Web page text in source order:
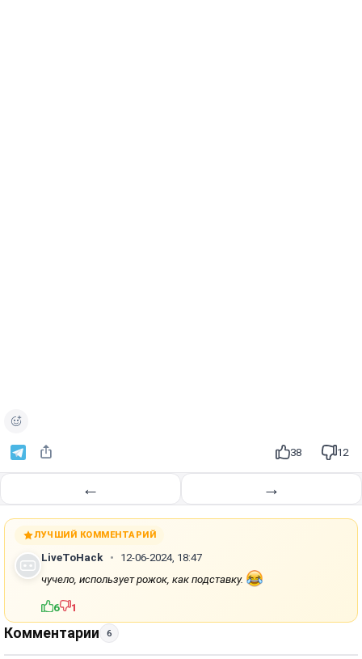
38 12
← →
ЛУЧШИЙ КОММЕНТАРИЙ
LiveToHack
12-06-2024, 18:47
чучело, использует рожок, как подставку.
6 1
Комментарии 6